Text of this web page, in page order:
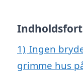
1) Ingen
grimme hus